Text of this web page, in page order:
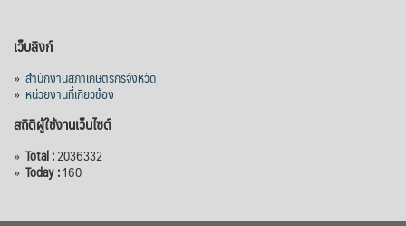
เว็บลิงก์
» สำนักงานสภาเกษตรกรจังหวัด
» หน่วยงานที่เกี่ยวข้อง
สถิติผู้ใช้งานเว็บไซต์
» Total :2036332
» Today :160